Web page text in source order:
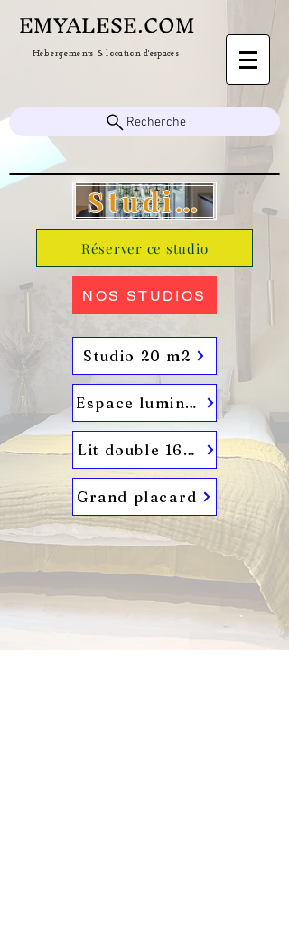
EMYALESE.COM
Hébergements & location d'espaces
Recherche
Studio
Réserver ce studio
NOS STUDIOS
Studio 20 m2
Espace lumineux
Lit double 160*200
Grand placard